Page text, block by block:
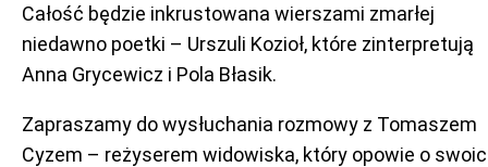
Całość będzie inkrustowana wierszami zmarłej
niedawno poetki – Urszuli Kozioł, które zinterpretują
Anna Grycewicz i Pola Błasik.
Zapraszamy do wysłuchania rozmowy z Tomaszem
Cyzem – reżyserem widowiska, który opowie o